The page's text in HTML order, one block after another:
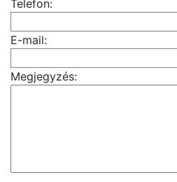
Telefon:
E-mail:
Megjegyzés: